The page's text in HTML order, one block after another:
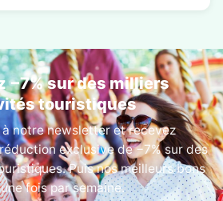
−7% sur des milliers
touristiques
notre newsletter et recevez
exclusive de −7% sur des
Puis nos meilleurs bons
fois par semaine.